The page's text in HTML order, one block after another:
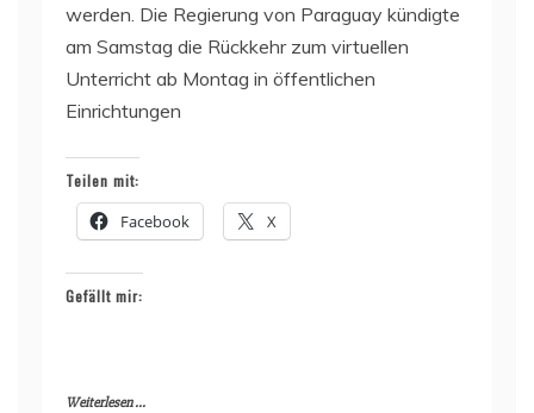
werden. Die Regierung von Paraguay kündigte
am Samstag die Rückkehr zum virtuellen
Unterricht ab Montag in öffentlichen
Einrichtungen
Teilen mit:
Facebook X
Gefällt mir:
Weiterlesen ...